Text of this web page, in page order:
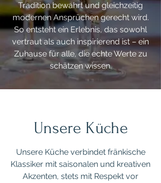
Tradition bewahrt und gleichzeitig
modernen Ansprüchen gerecht wird.
So entsteht ein Erlebnis, das sowohl
vertraut als auch inspirierend ist – ein
Zuhause für alle, die echte Werte zu
schätzen wissen.
Unsere Küche
Unsere Küche verbindet fränkische
Klassiker mit saisonalen und kreativen
Akzenten, stets mit Respekt vor